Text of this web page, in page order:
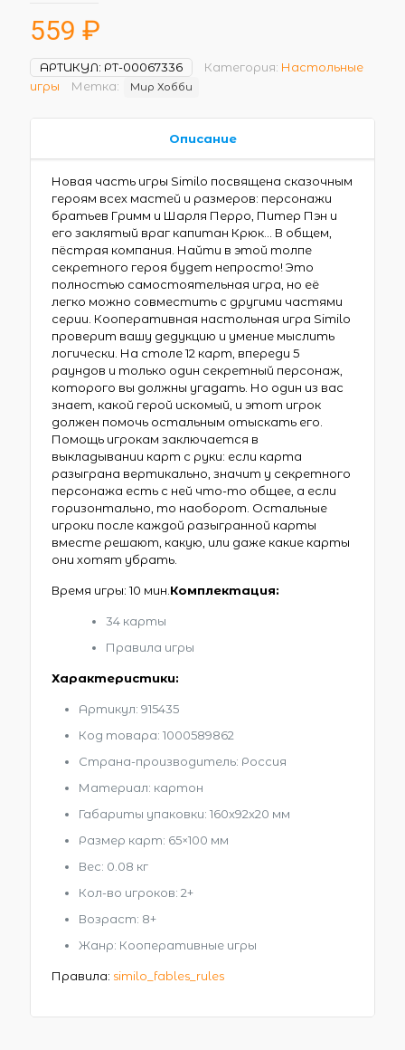
559 ₽
АРТИКУЛ: РТ-00067336 Категория: Настольные
игры
Метка: Мир Хобби
Описание
Новая часть игры Similo посвящена сказочным
героям всех мастей и размеров: персонажи
братьев Гримм и Шарля Перро, Питер Пэн и
его заклятый враг капитан Крюк… В общем,
пёстрая компания. Найти в этой толпе
секретного героя будет непросто! Это
полностью самостоятельная игра, но её
легко можно совместить с другими частями
серии. Кооперативная настольная игра Similo
проверит вашу дедукцию и умение мыслить
логически. На столе 12 карт, впереди 5
раундов и только один секретный персонаж,
которого вы должны угадать. Но один из вас
знает, какой герой искомый, и этот игрок
должен помочь остальным отыскать его.
Помощь игрокам заключается в
выкладывании карт с руки: если карта
разыграна вертикально, значит у секретного
персонажа есть с ней что-то общее, а если
горизонтально, то наоборот. Остальные
игроки после каждой разыгранной карты
вместе решают, какую, или даже какие карты
они хотят убрать.
Время игры: 10 мин. Комплектация:
34 карты
Правила игры
Характеристики:
Артикул: 915435
Код товара: 1000589862
Страна-производитель: Россия
Материал: картон
Габариты упаковки: 160x92x20 мм
Размер карт: 65×100 мм
Вес: 0.08 кг
Кол-во игроков: 2+
Возраст: 8+
Жанр: Кооперативные игры
Правила: similo_fables_rules